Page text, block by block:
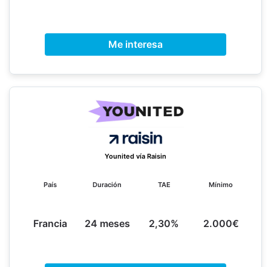
Me interesa
Younited vía Raisin
País
Francia
Duración
24 meses
TAE
2,30%
Mínimo
2.000€